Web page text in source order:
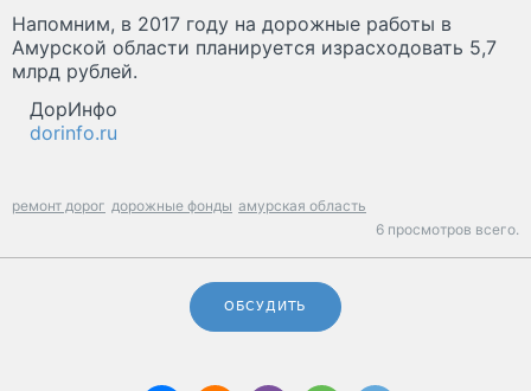
Напомним, в 2017 году на дорожные работы в
Амурской области планируется израсходовать 5,7
млрд рублей.
ДорИнфо
dorinfo.ru
ремонт дорог дорожные фонды амурская область
6 просмотров всего.
ОБСУДИТЬ